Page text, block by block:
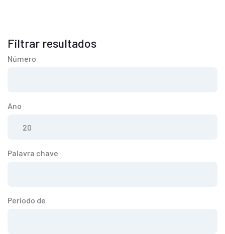
Filtrar resultados
Número
Ano
Palavra chave
Período de